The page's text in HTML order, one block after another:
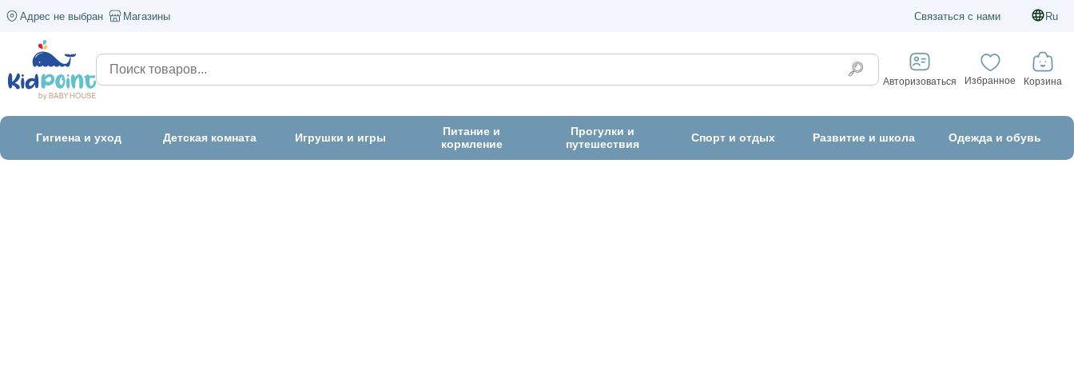
Адрес не выбран Магазины Связаться с нами Ru
Авторизоваться Избранное Корзина
Гигиена и уход Детская комната Игрушки и игры
Питание и
кормление
Прогулки и
путешествия
Спорт и отдых Развитие и школа Одежда и обувь